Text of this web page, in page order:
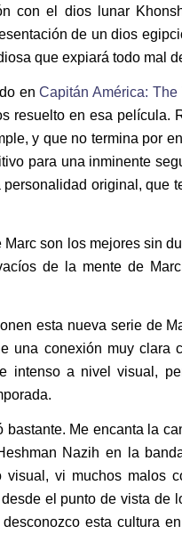
con el dios lunar
de un dios
que expiará todo mal
enCapitán América:
resuelto en esa película.
y que no termina por
para una inminente
original, que
son los mejores sin
de la mente de
esta nueva serie de
una conexión muy
intenso a nivel visual,
Me encanta la
Nazih en la
vi muchos malos
el punto de vista de
esta cultura